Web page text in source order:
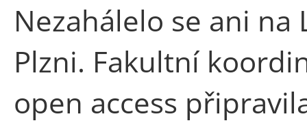
Nezahálelo se ani na
Plzni. Fakultní
open access